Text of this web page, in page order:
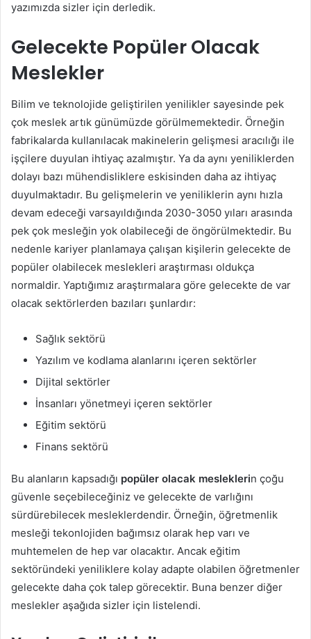
yazımızda sizler için derledik.
Gelecekte Popüler Olacak
Meslekler
Bilim ve teknolojide geliştirilen yenilikler sayesinde pek
çok meslek artık günümüzde görülmemektedir. Örneğin
fabrikalarda kullanılacak makinelerin gelişmesi aracılığı ile
işçilere duyulan ihtiyaç azalmıştır. Ya da aynı yeniliklerden
dolayı bazı mühendisliklere eskisinden daha az ihtiyaç
duyulmaktadır. Bu gelişmelerin ve yeniliklerin aynı hızla
devam edeceği varsayıldığında 2030-3050 yıları arasında
pek çok mesleğin yok olabileceği de öngörülmektedir. Bu
nedenle kariyer planlamaya çalışan kişilerin gelecekte de
popüler olabilecek meslekleri araştırması oldukça
normaldir. Yaptığımız araştırmalara göre gelecekte de var
olacak sektörlerden bazıları şunlardır:
Sağlık sektörü
Yazılım ve kodlama alanlarını içeren sektörler
Dijital sektörler
İnsanları yönetmeyi içeren sektörler
Eğitim sektörü
Finans sektörü
Bu alanların kapsadığı popüler olacak mesleklerin çoğu
güvenle seçebileceğiniz ve gelecekte de varlığını
sürdürebilecek mesleklerdendir. Örneğin, öğretmenlik
mesleği tekonlojiden bağımsız olarak hep varı ve
muhtemelen de hep var olacaktır. Ancak eğitim
sektöründeki yeniliklere kolay adapte olabilen öğretmenler
gelecekte daha çok talep görecektir. Buna benzer diğer
meslekler aşağıda sizler için listelendi.